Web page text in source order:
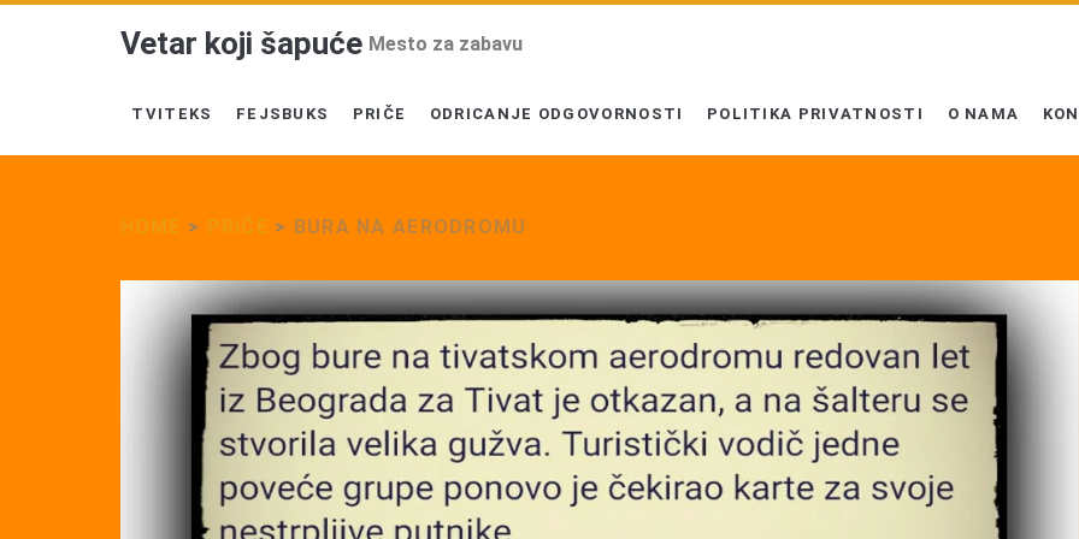
Vetar koji šapuće Mesto za zabavu
TVITEKS FEJSBUKS PRIČE ODRICANJE ODGOVORNOSTI POLITIKA PRIVATNOSTI O NAMA
> > BURA NA AERODROMU